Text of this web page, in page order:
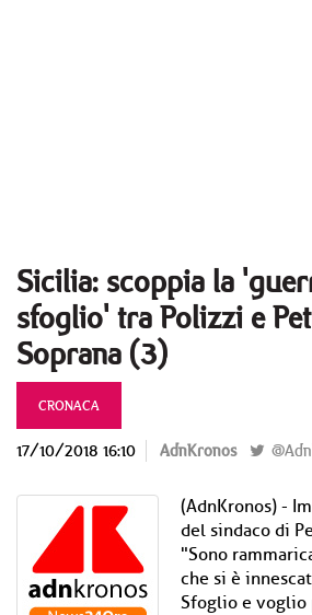
Sicilia: scoppia la
sfoglio' tra Polizzi e
Soprana (3)
CRONACA
17/10/2018 16:10 AdnKronos
(AdnKronos) -
del sindaco di
"Sono
che si è
Sfoglio e voglio